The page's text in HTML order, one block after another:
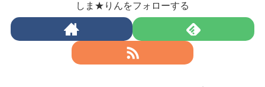
しま★りんをフォローする